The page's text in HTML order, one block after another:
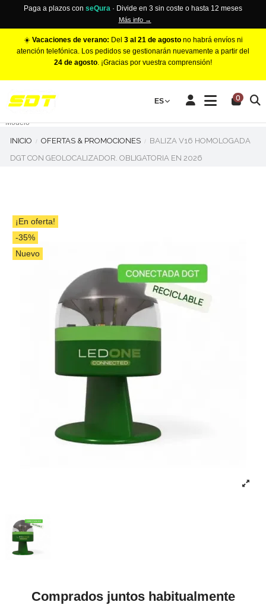
Paga a plazos con seQura · Divide en 3 sin coste o hasta 12 meses
Más info →
☀️ Vacaciones de verano: Del 3 al 21 de agostono habrá envíos ni
atención telefónica. Los pedidos se gestionarán nuevamente a partir del
24 de agosto. ¡Gracias por vuestra comprensión!
ES 0
Make
Modelo
INICIO OFERTAS & PROMOCIONES
BALIZA V16 HOMOLOGADA
DGT CON GEOLOCALIZADOR. OBLIGATORIA EN 2026
¡En oferta!
-35%
Nuevo
Comprados juntos habitualmente